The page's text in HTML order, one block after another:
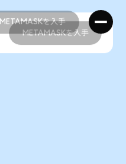
METAMASKを入手
METAMASKを入手
METAMASKを入手